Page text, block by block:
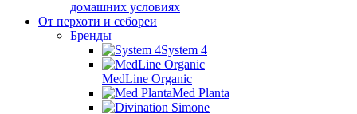
домашних условиях
От перхоти и себореи
Бренды
System 4
MedLine Organic
Med Planta